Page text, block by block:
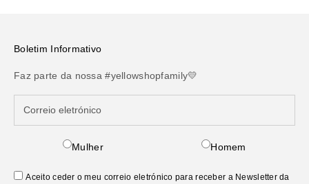
Boletim Informativo
Faz parte da nossa #yellowshopfamily💛
Mulher Homem
Aceito ceder o meu correio eletrónico para receber a Newsletter da